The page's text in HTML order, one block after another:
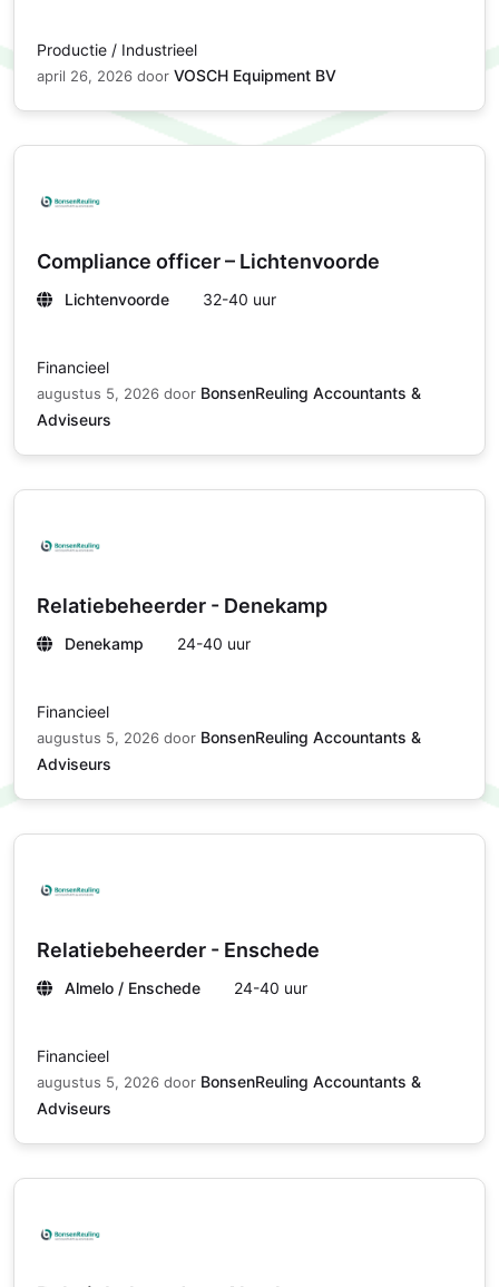
Productie / Industrieel
april 26, 2026 door VOSCH Equipment BV
Compliance officer – Lichtenvoorde
Lichtenvoorde 32-40 uur
Financieel
augustus 5, 2026 door BonsenReuling Accountants &
Adviseurs
Relatiebeheerder - Denekamp
Denekamp 24-40 uur
Financieel
augustus 5, 2026 door BonsenReuling Accountants &
Adviseurs
Relatiebeheerder - Enschede
Almelo / Enschede 24-40 uur
Financieel
augustus 5, 2026 door BonsenReuling Accountants &
Adviseurs